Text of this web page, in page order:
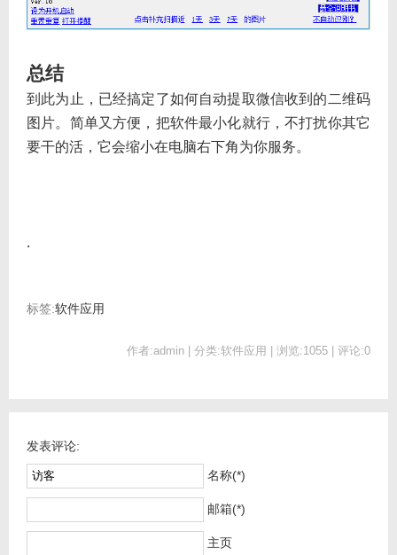
总结
到此为止，已经搞定了如何自动提取微信收到的二维码
图片。简单又方便，把软件最小化就行，不打扰你其它
要干的活，它会缩小在电脑右下角为你服务。
.
标签:软件应用
作者:admin | 分类:软件应用 | 浏览:1055 | 评论:0
发表评论:
名称(*)
邮箱(*)
主页